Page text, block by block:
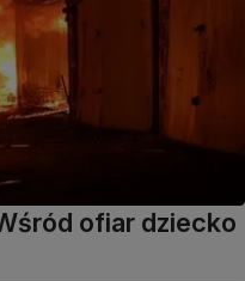
ofiar dziecko